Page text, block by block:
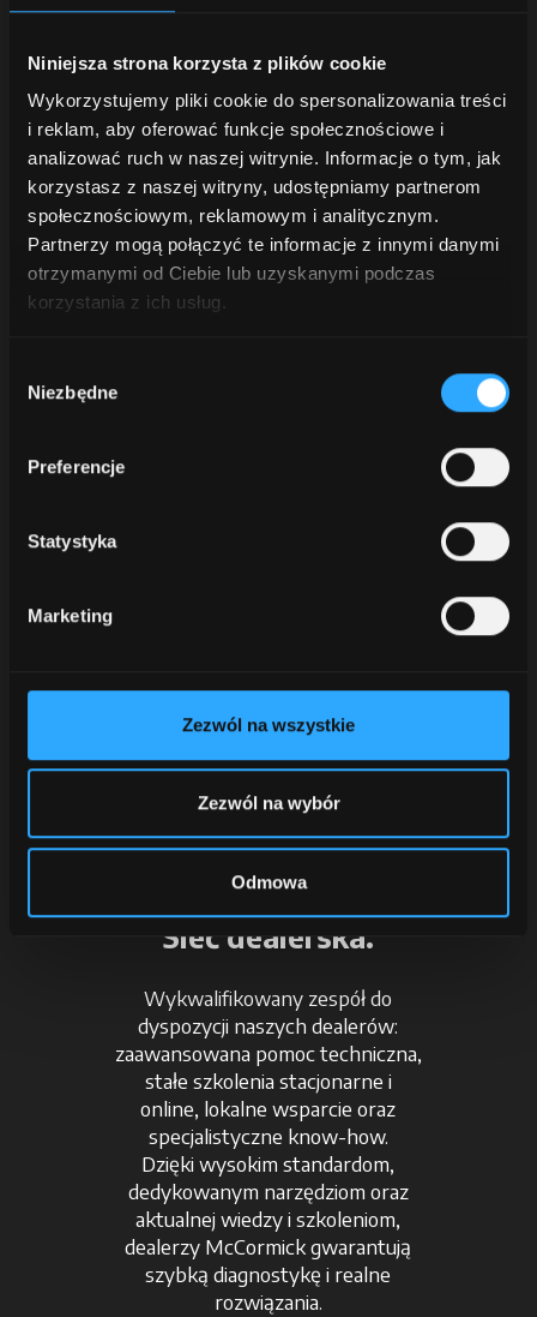
Niniejsza strona korzysta z plików cookie
Wykorzystujemy pliki cookie do spersonalizowania treści
i reklam, aby oferować funkcje społecznościowe i
analizować ruch w naszej witrynie. Informacje o tym, jak
korzystasz z naszej witryny, udostępniamy partnerom
społecznościowym, reklamowym i analitycznym.
Partnerzy mogą połączyć te informacje z innymi danymi
otrzymanymi od Ciebie lub uzyskanymi podczas
korzystania z ich usług.
zgody
Niezbędne
Preferencje
Statystyka
Marketing
Zezwól na wszystkie
Zezwól na wybór
Odmowa
przeglądy
serwisowe zostały
stworzone z myślą
o Twoim ciągniku i
realnym wsparciu
Twojej pracy.
Za pomocą aplikacji
My McCormick
otrzymasz
zestawienie części
każdym przeglądzie.
opens in a new tab
Sieć dealerska.
Wykwalifikowany zespół do
dyspozycji naszych dealerów:
zaawansowana pomoc techniczna,
stałe szkolenia stacjonarne i
online, lokalne wsparcie oraz
specjalistyczne know-how.
Dzięki wysokim standardom,
dedykowanym narzędziom oraz
aktualnej wiedzy i szkoleniom,
dealerzy McCormick gwarantują
szybką diagnostykę i realne
rozwiązania.